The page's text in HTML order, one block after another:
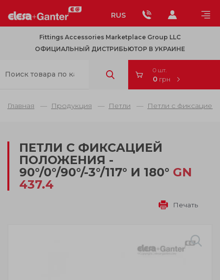
RUS
Fittings Accessories Marketplace Group LLC
ОФИЦИАЛЬНЫЙ ДИСТРИБЬЮТОР В УКРАИНЕ
0 шт.
0 грн
Главная Продукция Петли Петли с
ПЕТЛИ С ФИКСАЦИЕЙ
ПОЛОЖЕНИЯ -
90°/0°/90°/-3°/117° И 180° GN
437.4
Печать